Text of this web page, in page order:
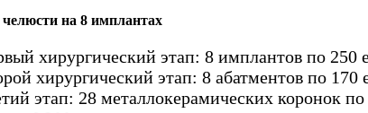
челюсти на 8 имплантах
хирургический этап: 8 имплантов по 250
хирургический этап: 8 абатментов по 170
этап: 28 металлокерамических коронок по